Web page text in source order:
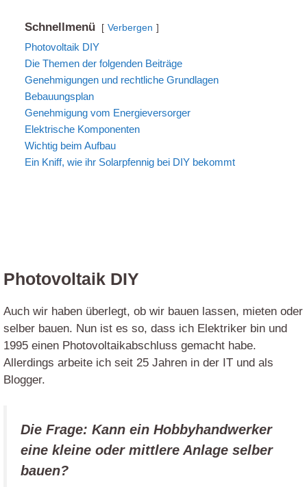
Schnellmenü Verbergen
Photovoltaik DIY
Die Themen der folgenden Beiträge
Genehmigungen und rechtliche Grundlagen
Bebauungsplan
Genehmigung vom Energieversorger
Elektrische Komponenten
Wichtig beim Aufbau
Ein Kniff, wie ihr Solarpfennig bei DIY bekommt
Photovoltaik DIY
Auch wir haben überlegt, ob wir bauen lassen, mieten oder
selber bauen. Nun ist es so, dass ich Elektriker bin und
1995 einen Photovoltaikabschluss gemacht habe.
Allerdings arbeite ich seit 25 Jahren in der IT und als
Blogger.
Die Frage: Kann ein Hobbyhandwerker
eine kleine oder mittlere Anlage selber
bauen?